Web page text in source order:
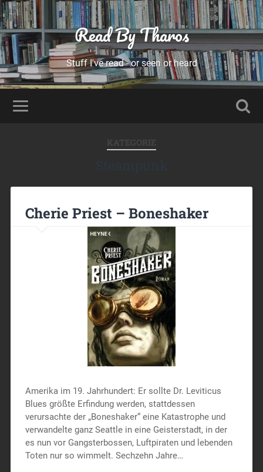
Read By Tharos
Stuff I've read - or seen or heard
KATEGORIE
Cherie Priest – Boneshaker
Amerika im 19. Jahrhundert: Er sollte Dr. Leviticus
Blues größte Erfindung werden, stattdessen
verursachte der „Boneshaker“ eine Katastrophe und
verwandelte ganz Seattle in eine Geisterstadt, in der
es nun vor Gangsterbossen, Luftpiraten und lebenden
Toten nur so wimmelt. Sechzehn Jahre…